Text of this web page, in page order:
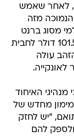
לאחר שאמש
הנמוכה מזה
מסוג ברנט
נסחרים בעליות של 1.8% במחיר 101.540 דולר לחבית
עולה
מנהיגי האיחוד
מחדש של
"יש לחזק
להם